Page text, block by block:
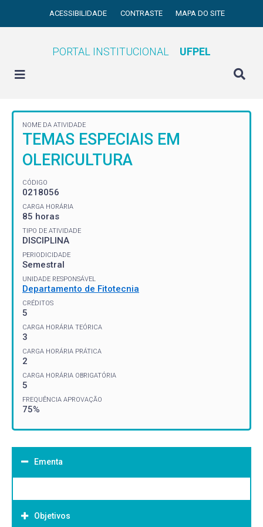
ACESSIBILIDADE CONTRASTE MAPA DO SITE
PORTAL INSTITUCIONAL UFPEL
NOME DA ATIVIDADE
TEMAS ESPECIAIS EM
OLERICULTURA
CÓDIGO
0218056
CARGA HORÁRIA
85 horas
TIPO DE ATIVIDADE
DISCIPLINA
PERIODICIDADE
Semestral
UNIDADE RESPONSÁVEL
Departamento de Fitotecnia
CRÉDITOS
5
CARGA HORÁRIA TEÓRICA
3
CARGA HORÁRIA PRÁTICA
2
CARGA HORÁRIA OBRIGATÓRIA
5
FREQUÊNCIA APROVAÇÃO
75%
Ementa
Objetivos